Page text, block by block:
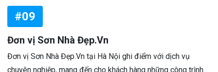
#09
Đơn vị Sơn Nhà Đẹp.Vn
Đơn vị Sơn Nhà Đẹp.Vn tại Hà Nội ghi điểm với dịch vụ
chuyên nghiệp, mang đến cho khách hàng những công trình